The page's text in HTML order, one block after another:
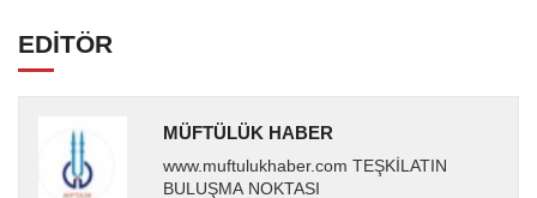
EDİTÖR
MÜFTÜLÜK HABER
www.muftulukhaber.com TEŞKİLATIN
BULUŞMA NOKTASI